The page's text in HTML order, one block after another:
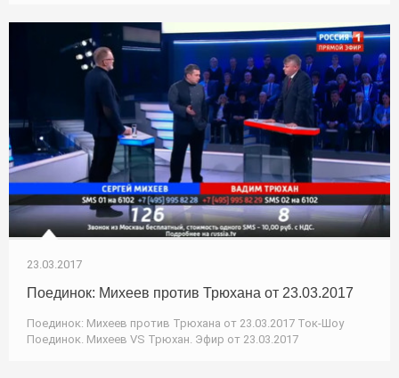
23.03.2017
Поединок: Михеев против Трюхана от 23.03.2017
Поединок: Михеев против Трюхана от 23.03.2017 Ток-Шоу
Поединок. Михеев VS Трюхан. Эфир от 23.03.2017